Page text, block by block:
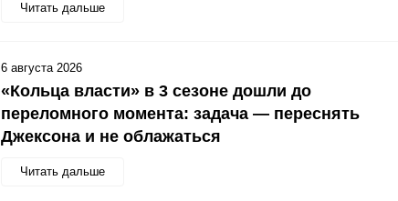
Читать дальше
«Кольца власти» в 3 сезоне дошли до
переломного момента: задача — переснять
Джексона и не облажаться
Читать дальше
6 августа 2026